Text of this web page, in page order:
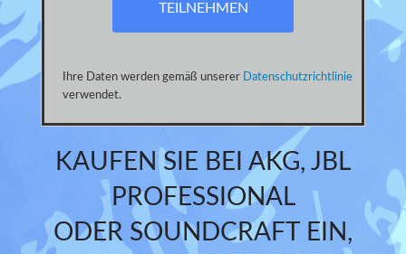
Ihre Daten werden gemäß unserer Datenschutzrichtlinie
verwendet.
KAUFEN SIE BEI AKG, JBL
PROFESSIONAL
ODER SOUNDCRAFT EIN,